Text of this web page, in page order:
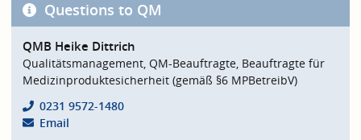
Questions to QM
QMB Heike Dittrich
Qualitätsmanagement, QM-Beauftragte, Beauftragte für
Medizinproduktesicherheit (gemäß §6 MPBetreibV)
0231 9572-1480
Email